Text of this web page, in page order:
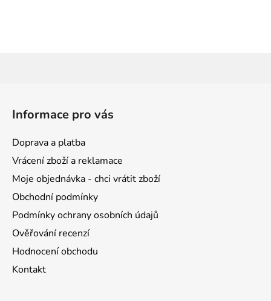
Informace pro vás
Doprava a platba
Vrácení zboží a reklamace
Moje objednávka - chci vrátit zboží
Obchodní podmínky
Podmínky ochrany osobních údajů
Ověřování recenzí
Hodnocení obchodu
Kontakt